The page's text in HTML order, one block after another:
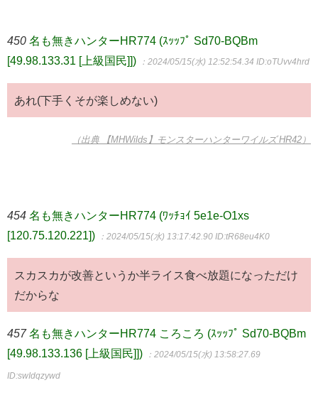
450 名も無きハンターHR774 (ｽｯｯﾌﾟ Sd70-BQBm
[49.98.133.31 [上級国民]])
：2024/05/15(水) 12:52:54.34 ID:oTUvv4hrd
あれ(下手くそが楽しめない)
（出典 【MHWilds】モンスターハンターワイルズ HR42）
454 名も無きハンターHR774 (ﾜｯﾁｮｲ 5e1e-O1xs
[120.75.120.221])
：2024/05/15(水) 13:17:42.90 ID:tR68eu4K0
スカスカが改善というか半ライス食べ放題になっただけ
だからな
457 名も無きハンターHR774 ころころ (ｽｯｯﾌﾟ Sd70-BQBm
[49.98.133.136 [上級国民]])
：2024/05/15(水) 13:58:27.69
ID:swIdqzywd